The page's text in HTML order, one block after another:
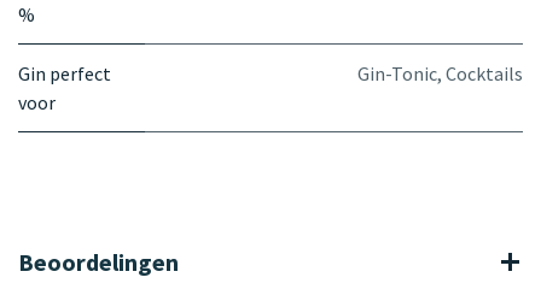
%
Gin perfect
voor
Gin-Tonic, Cocktails
Beoordelingen